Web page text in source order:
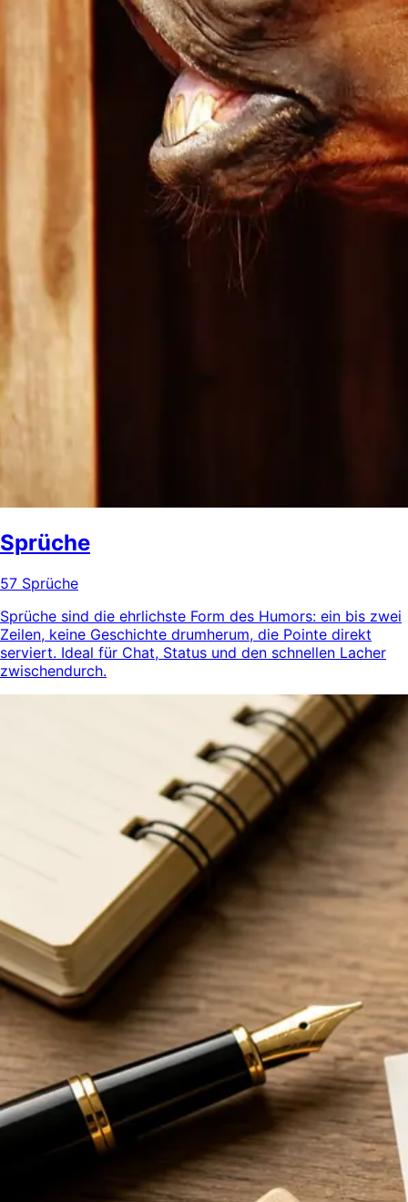
Sprüche
57 Sprüche
Sprüche sind die ehrlichste Form des Humors: ein bis zwei
Zeilen, keine Geschichte drumherum, die Pointe direkt
serviert. Ideal für Chat, Status und den schnellen Lacher
zwischendurch.